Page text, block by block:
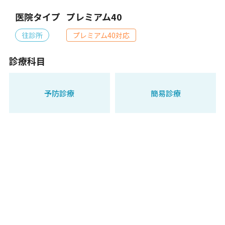
医院タイプ
往診所
プレミアム40
プレミアム40対応
診療科目
予防診療 簡易診療